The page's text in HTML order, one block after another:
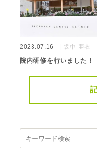
2023.07.16 坂中 亜衣
院内研修を行いました！